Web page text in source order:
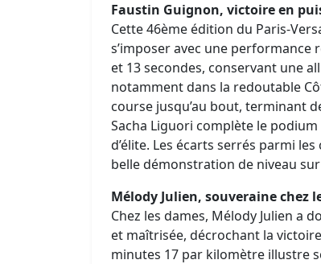
Faustin Guignon, victoire en
Cette 46ème édition du Paris-
s’imposer avec une performance
et 13 secondes, conservant une
notamment dans la redoutable
course jusqu’au bout, terminant
Sacha Liguori complète le podium
d’élite. Les écarts serrés parmi
belle démonstration de niveau
Mélody Julien, souveraine chez
Chez les dames, Mélody Julien a
et maîtrisée, décrochant la
minutes 17 par kilomètre illustre